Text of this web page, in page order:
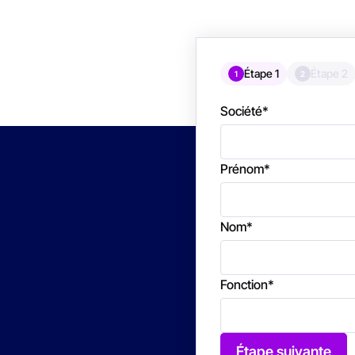
1 Étape 1 2 Étape 2
Société*
Prénom*
Nom*
Fonction*
Étape suivante